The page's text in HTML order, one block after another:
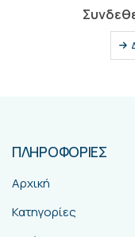
ΠΛΗΡΟΦΟΡΙΕΣ
Αρχική
Κατηγορίες